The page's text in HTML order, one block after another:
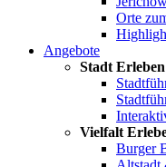
Orte
Angebote
Stadt Erleben
Vielfalt
Burger